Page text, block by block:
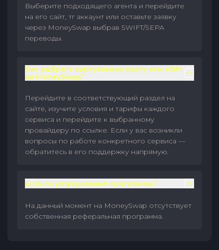
Выберите подходящего агента и перейдите
на его сайт, тг аккаунт или оставьте заявку
через MoneySwap выбрав SWIFT/SEPA
переводы.
Как выбрать виртуальную карту или eSIM
на MoneySwap?
Перейдите в соответствующий раздел на
сайте, изучите условия и тарифы каждого
сервиса и перейдите к выбранному
провайдеру по ссылке. Если у вас возникли
вопросы по работе конкретного сервиса —
обратитесь в его поддержку напрямую.
Есть ли реферальные программы?
На данный момент на MoneySwap отсутствует
собственная реферальная программа.